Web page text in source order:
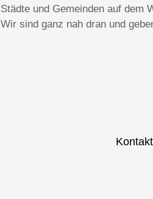
Städte und Gemeinden auf dem
Wir sind ganz nah dran und
Kontakt